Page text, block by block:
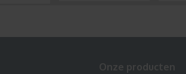
Onze producten